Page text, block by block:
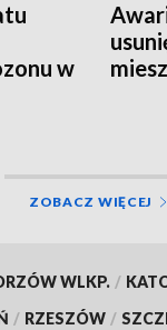
w
ZOBACZ WIĘCEJ
WLKP. /
/ RZESZÓW /